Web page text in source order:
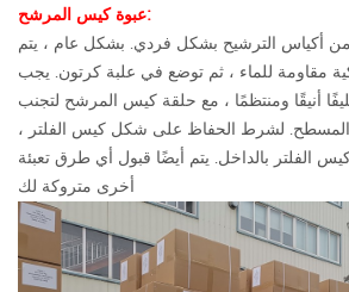
عبوة كيس المرشح:
من أكياس الترشيح بشكل فردي. بشكل عام ، يتم
مقاومة للماء ، ثم توضع في علبة كرتون. يجب
أنيقًا ومنتظمًا ، مع حلقة كيس المرشح لتجنب
المسطح. لشرط الحفاظ على شكل كيس الفلتر ،
الفلتر بالداخل. يتم أيضًا قبول أي طرق تعبئة
أخرى متروكة لك